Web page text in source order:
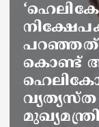
വിവാദ
മന്ത്രി